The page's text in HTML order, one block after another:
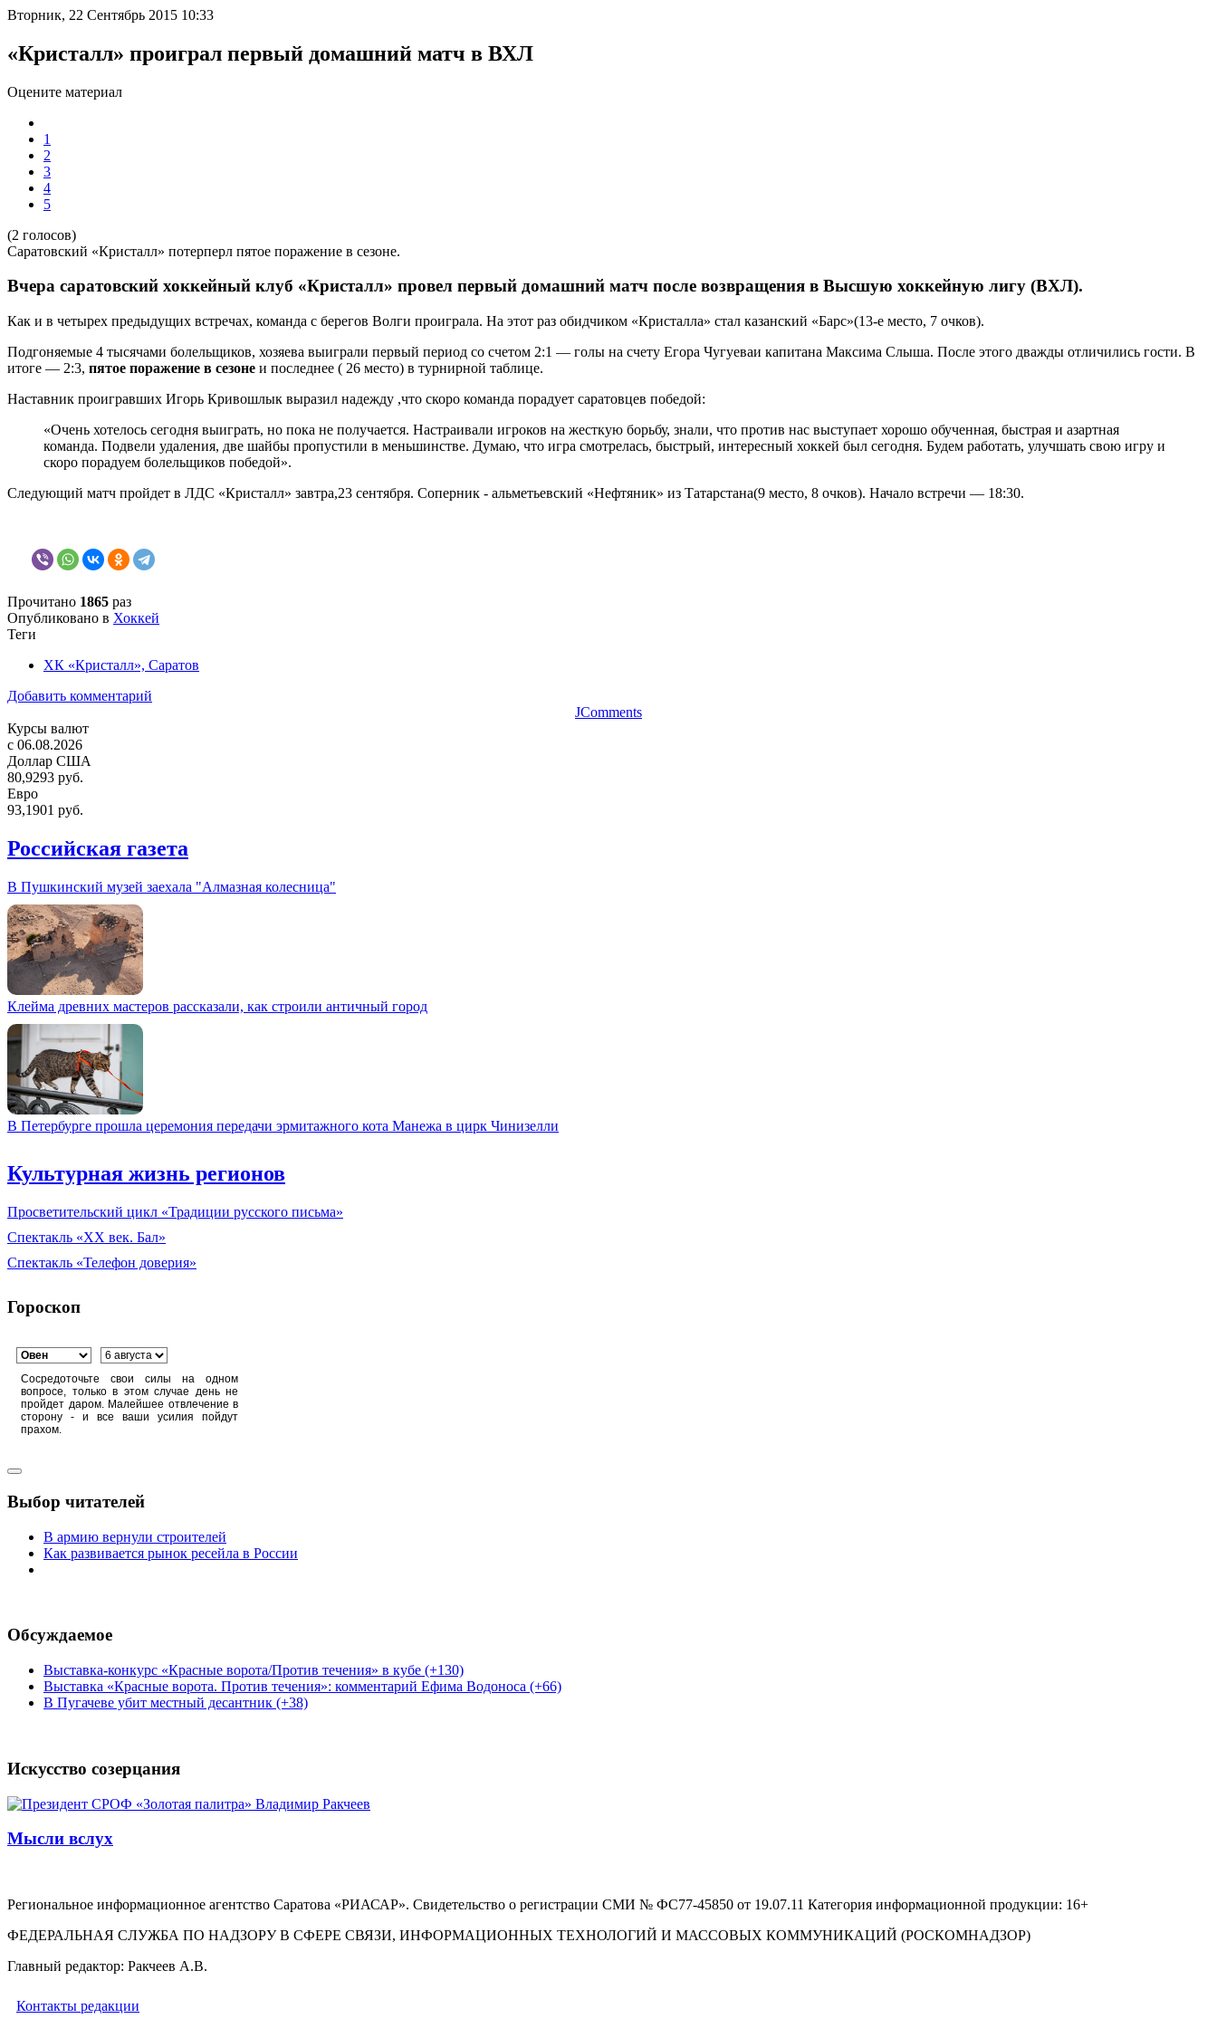
Вторник, 22 Сентябрь 2015 10:33
«Кристалл» проиграл первый домашний матч в ВХЛ
Оцените материал
1
2
3
4
5
(2 голосов)
Саратовский «Кристалл» потерперл пятое поражение в сезоне.
Вчера саратовский хоккейный клуб «Кристалл» провел первый домашний матч после возвращения в Высшую хоккейную лигу (ВХЛ).
Как и в четырех предыдущих встречах, команда с берегов Волги проиграла. На этот раз обидчиком «Кристалла» стал казанский «Барс»(13-е место, 7 очков).
Подгоняемые 4 тысячами болельщиков, хозяева выиграли первый период со счетом 2:1 — голы на счету Егора Чугуеваи капитана Максима Слыша. После этого дважды отличились гости. В
итоге — 2:3, пятое поражение в сезоне и последнее ( 26 место) в турнирной таблице.
Наставник проигравших Игорь Кривошлык выразил надежду ,что скоро команда порадует саратовцев победой:
«Очень хотелось сегодня выиграть, но пока не получается. Настраивали игроков на жесткую борьбу, знали, что против нас выступает хорошо обученная, быстрая и азартная
команда. Подвели удаления, две шайбы пропустили в меньшинстве. Думаю, что игра смотрелась, быстрый, интересный хоккей был сегодня. Будем работать, улучшать свою игру и
скоро порадуем болельщиков победой».
Следующий матч пройдет в ЛДС «Кристалл» завтра,23 сентября. Соперник - альметьевский «Нефтяник» из Татарстана(9 место, 8 очков). Начало встречи — 18:30.
Прочитано 1865 раз
Опубликовано в Хоккей
Теги
ХК «Кристалл», Саратов
Добавить комментарий
JComments
Курсы валют
c 06.08.2026
Доллар США
80,9293 руб.
Евро
93,1901 руб.
Российская газета
В Пушкинский музей заехала "Алмазная колесница"
Клейма древних мастеров рассказали, как строили античный город
В Петербурге прошла церемония передачи эрмитажного кота Манежа в цирк Чинизелли
Культурная жизнь регионов
Просветительский цикл «Традиции русского письма»
Спектакль «XX век. Бал»
Спектакль «Телефон доверия»
Гороскоп
Сосредоточьте свои силы на одном
вопросе, только в этом случае день не
пройдет даром. Малейшее отвлечение в
сторону - и все ваши усилия пойдут
прахом.
Выбор читателей
В армию вернули строителей
Как развивается рынок ресейла в России
Обсуждаемое
Выставка-конкурс «Красные ворота/Против течения» в кубе (+130)
Выставка «Красные ворота. Против течения»: комментарий Ефима Водоноса (+66)
В Пугачеве убит местный десантник (+38)
Искусство созерцания
Мысли вслух
Региональное информационное агентство Саратова «РИАСАР». Свидетельство о регистрации СМИ № ФС77-45850 от 19.07.11 Категория информационной продукции: 16+
ФЕДЕРАЛЬНАЯ СЛУЖБА ПО НАДЗОРУ В СФЕРЕ СВЯЗИ, ИНФОРМАЦИОННЫХ ТЕХНОЛОГИЙ И МАССОВЫХ КОММУНИКАЦИЙ (РОСКОМНАДЗОР)
Главный редактор: Ракчеев А.В.
Контакты редакции